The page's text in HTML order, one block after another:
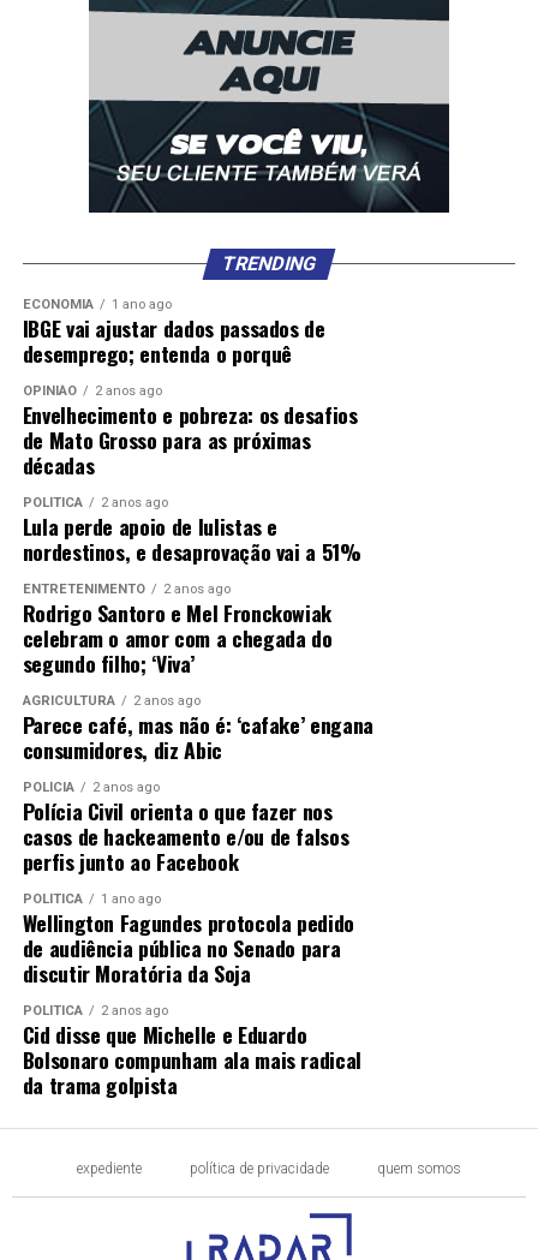
TRENDING
ECONOMIA 1 ano ago
IBGE vai ajustar dados passados de
desemprego; entenda o porquê
OPINIÃO 2 anos ago
Envelhecimento e pobreza: os desafios
de Mato Grosso para as próximas
décadas
POLÍTICA 2 anos ago
Lula perde apoio de lulistas e
nordestinos, e desaprovação vai a 51%
ENTRETENIMENTO 2 anos ago
Rodrigo Santoro e Mel Fronckowiak
celebram o amor com a chegada do
segundo filho; ‘Viva’
AGRICULTURA 2 anos ago
Parece café, mas não é: ‘cafake’ engana
consumidores, diz Abic
POLÍCIA 2 anos ago
Polícia Civil orienta o que fazer nos
casos de hackeamento e/ou de falsos
perfis junto ao Facebook
POLÍTICA 1 ano ago
Wellington Fagundes protocola pedido
de audiência pública no Senado para
discutir Moratória da Soja
POLÍTICA 2 anos ago
Cid disse que Michelle e Eduardo
Bolsonaro compunham ala mais radical
da trama golpista
expediente política de privacidade quem somos